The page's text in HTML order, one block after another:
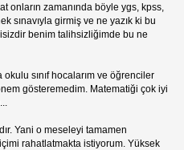
onların zamanında böyle ygs, kpss,
sınavıyla girmiş ve ne yazık ki bu
benim talihsizliğimde bu ne
sınıf hocalarım ve öğrenciler
gösteremedim. Matematiği çok iyi
Yani o meseleyi tamamen
rahatlatmakta istiyorum. Yüksek